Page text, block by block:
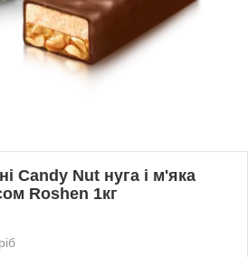
Candy Nut нуга і м'яка
Roshen 1кг